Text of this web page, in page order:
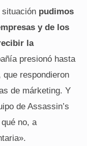
pudimos
y de los
la
presionó hasta
respondieron
de márketing. Y
de Assassin’s
no, a